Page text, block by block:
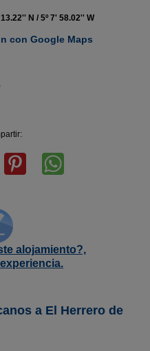
N / 5º 7' 58.02'' W
con Google Maps
alojamiento?,
a El Herrero de